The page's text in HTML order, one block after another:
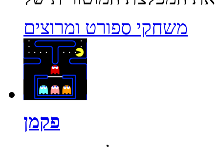
משחקי ספורט ומרוצים
פקמן